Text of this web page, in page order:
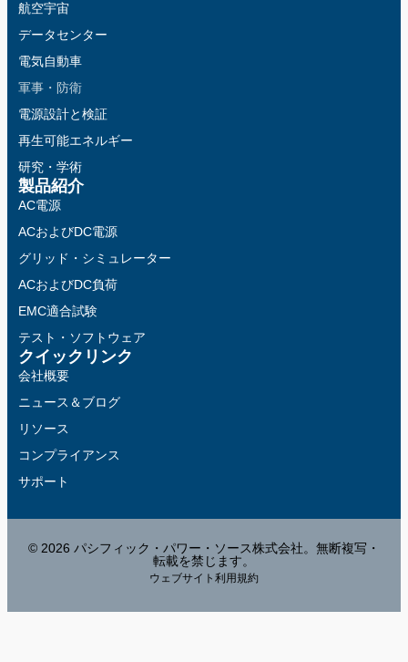
航空宇宙
データセンター
電気自動車
軍事・防衛
電源設計と検証
再生可能エネルギー
研究・学術
製品紹介
AC電源
ACおよびDC電源
グリッド・シミュレーター
ACおよびDC負荷
EMC適合試験
テスト・ソフトウェア
クイックリンク
会社概要
ニュース＆ブログ
リソース
コンプライアンス
サポート
© 2026 パシフィック・パワー・ソース株式会社。無断複写・
転載を禁じます。
ウェブサイト利用規約